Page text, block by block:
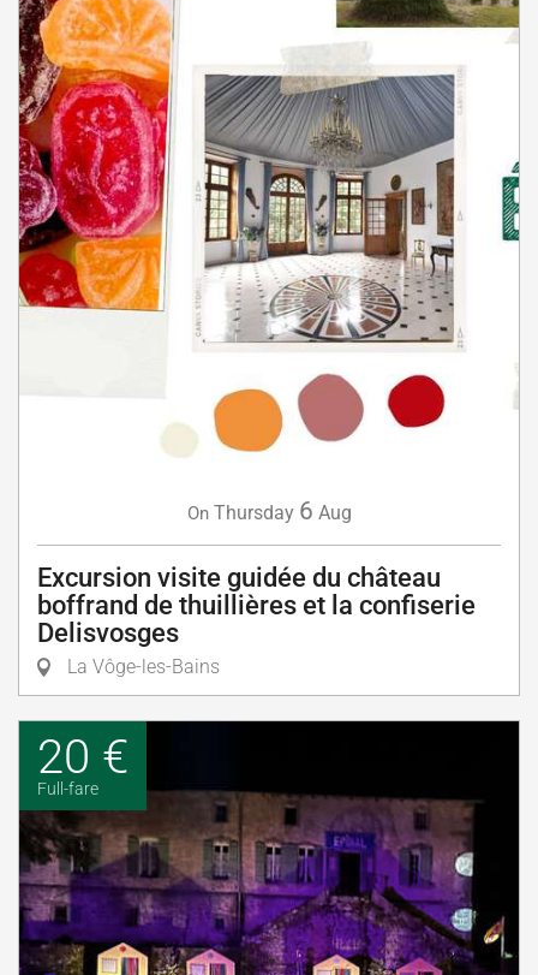
On Thursday 6 Aug
Excursion visite guidée du château
boffrand de thuillières et la confiserie
Delisvosges
La Vôge-les-Bains
20 €
Full-fare